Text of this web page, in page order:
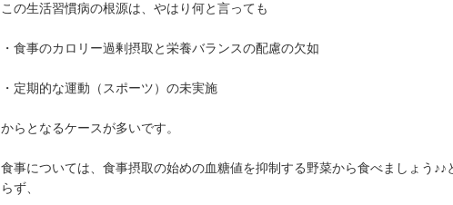
この生活習慣病の根源は、やはり何と言っても
・食事のカロリー過剰摂取と栄養バランスの配慮の欠如
・定期的な運動（スポーツ）の未実施
からとなるケースが多いです。
食事については、食事摂取の始めの血糖値を抑制する野菜から食べましょう♪♪
らず、